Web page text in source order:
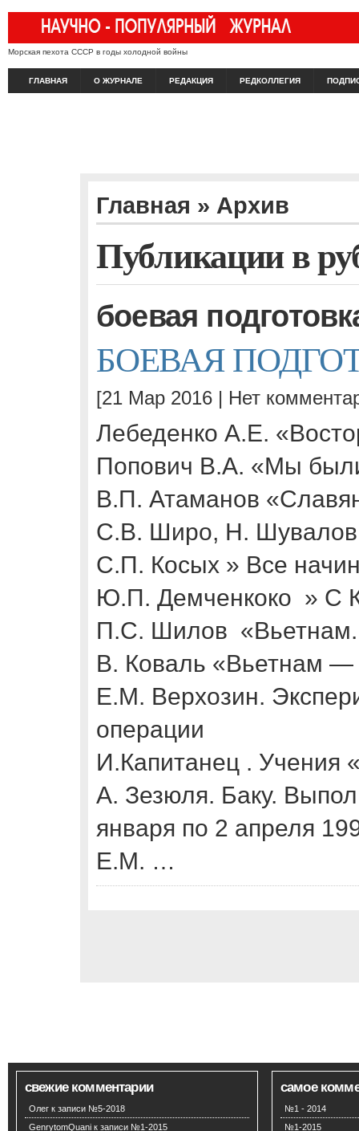
Морская пехота СССР в годы холодной войны
ГЛАВНАЯ О ЖУРНАЛЕ РЕДАКЦИЯ РЕДКОЛЛЕГИЯ
Главная » Архив
Публикации в
боевая
БОЕВАЯ
[21 Мар 2016 | Нет
Лебеденко А.Е.
Попович В.А. «Мы
В.П. Атаманов
С.В. Широ, Н. Шувалов,
С.П. Косых » Все
Ю.П. Демченкоко » С
П.С. Шилов
В. Коваль «Вьетнам —
E.М. Верхозин.
операции
И.Капитанец . Учения
А. Зезюля. Баку.
января по 2 апреля
E.М. …
свежие комментарии
Олег к записи №5-2018
GenrytomQuani к записи №1-2015
самое
№1 - 2014
№1-2015